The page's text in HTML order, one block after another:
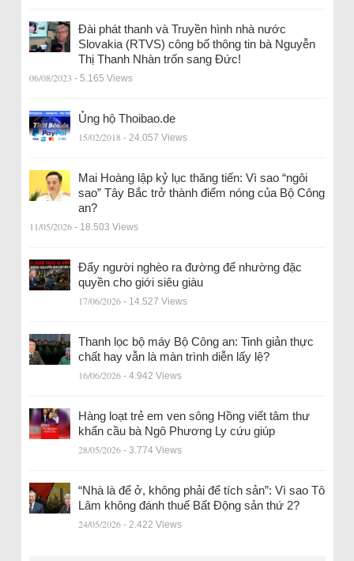
Đài phát thanh và Truyền hình nhà nước
Slovakia (RTVS) công bố thông tin bà Nguyễn
Thị Thanh Nhàn trốn sang Đức!
06/08/2023 - 5.165 Views
Ủng hộ Thoibao.de
15/02/2018 - 24.057 Views
Mai Hoàng lập kỷ lục thăng tiến: Vì sao “ngôi
sao” Tây Bắc trở thành điểm nóng của Bộ Công
an?
11/05/2026 - 18.503 Views
Đẩy người nghèo ra đường để nhường đặc
quyền cho giới siêu giàu
17/06/2026 - 14.527 Views
Thanh lọc bộ máy Bộ Công an: Tinh giản thực
chất hay vẫn là màn trình diễn lấy lệ?
16/06/2026 - 4.942 Views
Hàng loạt trẻ em ven sông Hồng viết tâm thư
khẩn cầu bà Ngô Phương Ly cứu giúp
28/05/2026 - 3.774 Views
“Nhà là để ở, không phải để tích sản”: Vì sao Tô
Lâm không đánh thuế Bất Động sản thứ 2?
24/05/2026 - 2.422 Views